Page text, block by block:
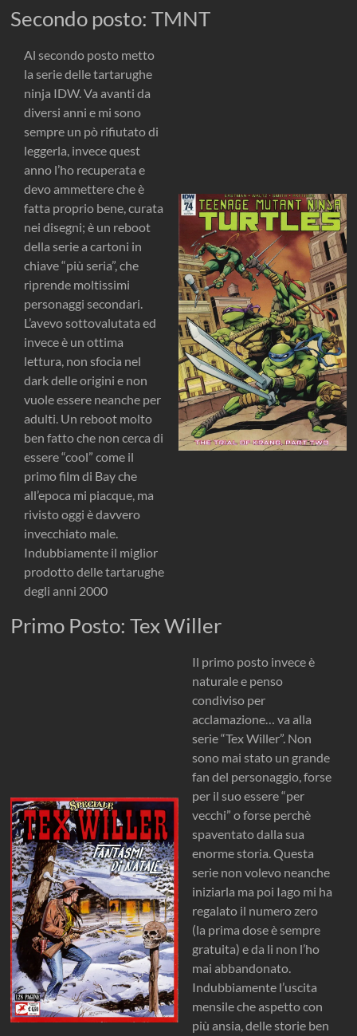
Secondo posto: TMNT
Al secondo posto metto
la serie delle tartarughe
ninja IDW. Va avanti da
diversi anni e mi sono
sempre un pò rifiutato di
leggerla, invece quest
anno l’ho recuperata e
devo ammettere che è
fatta proprio bene, curata
nei disegni; è un reboot
della serie a cartoni in
chiave “più seria”, che
riprende moltissimi
personaggi secondari.
L’avevo sottovalutata ed
invece è un ottima
lettura, non sfocia nel
dark delle origini e non
vuole essere neanche per
adulti. Un reboot molto
ben fatto che non cerca di
essere “cool” come il
primo film di Bay che
all’epoca mi piacque, ma
rivisto oggi è davvero
invecchiato male.
Indubbiamente il miglior
prodotto delle tartarughe
degli anni 2000
Primo Posto: Tex Willer
Il primo posto invece è
naturale e penso
condiviso per
acclamazione… va alla
serie “Tex Willer”. Non
sono mai stato un grande
fan del personaggio, forse
per il suo essere “per
vecchi” o forse perchè
spaventato dalla sua
enorme storia. Questa
serie non volevo neanche
iniziarla ma poi Iago mi ha
regalato il numero zero
(la prima dose è sempre
gratuita) e da li non l’ho
mai abbandonato.
Indubbiamente l’uscita
mensile che aspetto con
più ansia, delle storie ben